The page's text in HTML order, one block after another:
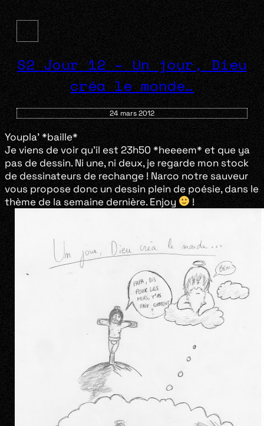
S2 Jour 12 – Un jour, Dieu
créa le monde…
24 mars 2012
Youpla’ *baille*
Je viens de voir qu’il est 23h50 *heeeem* et que ya
pas de dessin. Ni une, ni deux, je regarde mon stock
de dessinateurs de rechange ! Narco notre sauveur
vous propose donc un dessin plein de poésie, dans le
thème de la semaine dernière. Enjoy
!